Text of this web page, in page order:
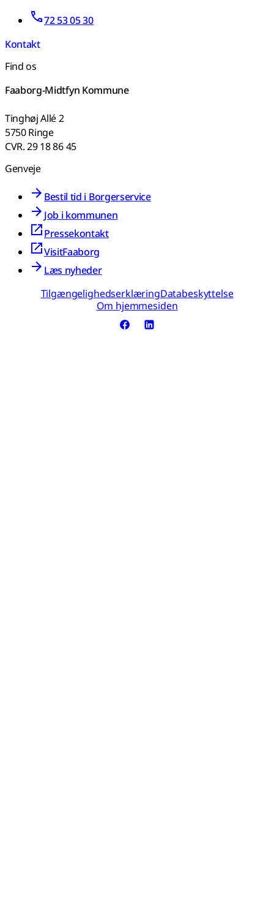
72 53 05 30
Kontakt
Find os
Faaborg-Midtfyn Kommune
Tinghøj Allé 2
5750 Ringe
CVR. 29 18 86 45
Genveje
Bestil tid i Borgerservice
Job i kommunen
Pressekontakt
VisitFaaborg
Læs nyheder
TilgængelighedserklæringDatabeskyttelse
Om hjemmesiden